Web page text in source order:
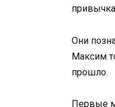
привычка
Они
Максим
прошло.
Первые